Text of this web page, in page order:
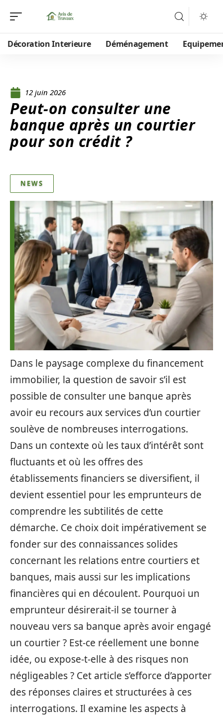
Décoration Interieure Déménagement
12 juin 2026
Peut-on consulter une
banque après un courtier
pour son crédit ?
NEWS
Dans le paysage complexe du financement
immobilier, la question de savoir s’il est
possible de consulter une banque après
avoir eu recours aux services d’un courtier
soulève de nombreuses interrogations.
Dans un contexte où les taux d’intérêt sont
fluctuants et où les offres des
établissements financiers se diversifient, il
devient essentiel pour les emprunteurs de
comprendre les subtilités de cette
démarche. Ce choix doit impérativement se
fonder sur des connaissances solides
concernant les relations entre courtiers et
banques, mais aussi sur les implications
financières qui en découlent. Pourquoi un
emprunteur désirerait-il se tourner à
nouveau vers sa banque après avoir engagé
un courtier ? Est-ce réellement une bonne
idée, ou expose-t-elle à des risques non
négligeables ? Cet article s’efforce d’apporter
des réponses claires et structurées à ces
interrogations. Il examine les aspects à